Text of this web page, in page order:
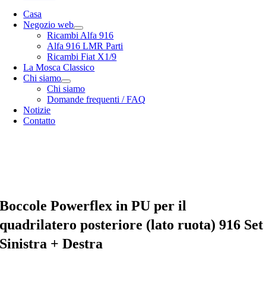
Casa
Negozio web
Ricambi Alfa 916
Alfa 916 LMR Parti
Ricambi Fiat X1/9
La Mosca Classico
Chi siamo
Chi siamo
Domande frequenti / FAQ
Notizie
Contatto
Boccole Powerflex in PU per il
quadrilatero posteriore (lato ruota) 916 Set
Sinistra + Destra